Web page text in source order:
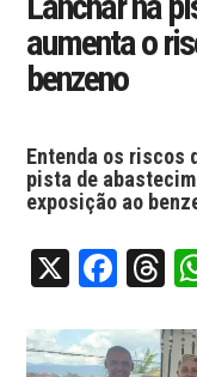
aumenta o
benzeno
Entenda os riscos
pista de
exposição ao
X